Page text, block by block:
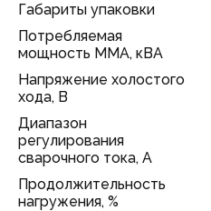
Габариты упаковки
Потребляемая
мощность ММА, кВА
Напряжение холостого
хода, В
Диапазон
регулирования
сварочного тока, А
Продолжительность
нагружения, %